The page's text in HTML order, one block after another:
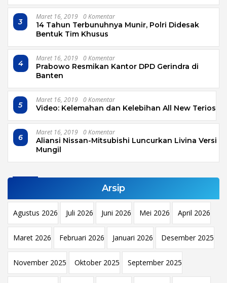
3
Maret 16, 2019 0 Komentar
14 Tahun Terbunuhnya Munir, Polri Didesak
Bentuk Tim Khusus
4
Maret 16, 2019 0 Komentar
Prabowo Resmikan Kantor DPD Gerindra di
Banten
5
Maret 16, 2019 0 Komentar
Video: Kelemahan dan Kelebihan All New Terios
6
Maret 16, 2019 0 Komentar
Aliansi Nissan-Mitsubishi Luncurkan Livina Versi
Mungil
Arsip
Agustus 2026 Juli 2026 Juni 2026 Mei 2026 April 2026
Maret 2026 Februari 2026 Januari 2026 Desember 2025
November 2025 Oktober 2025 September 2025